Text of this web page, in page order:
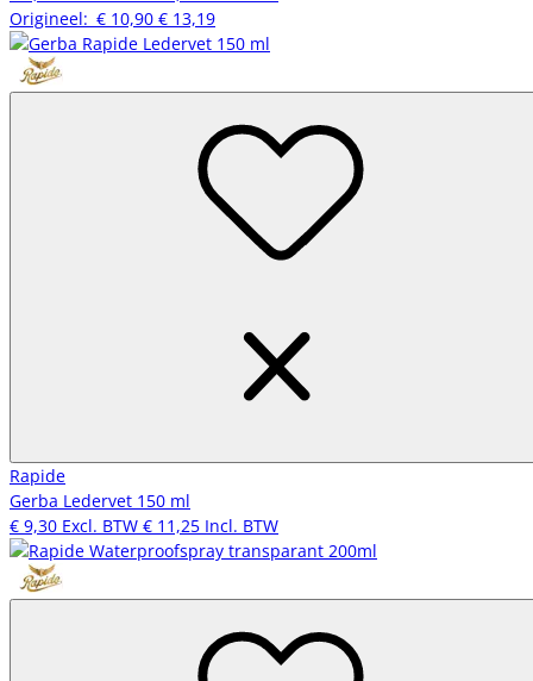
Origineel: € 10,90 € 13,19
Rapide
Gerba Ledervet 150 ml
€ 9,30 Excl. BTW € 11,25 Incl. BTW